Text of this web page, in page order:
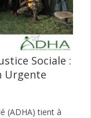
Sociale :
Urgente
(ADHA) tient à